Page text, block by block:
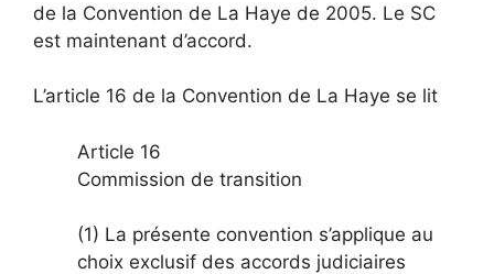
de la Convention de La Haye de 2005. Le SC
est maintenant d’accord.
L’article 16 de la Convention de La Haye se lit
Article 16
Commission de transition
(1) La présente convention s’applique au
choix exclusif des accords judiciaires